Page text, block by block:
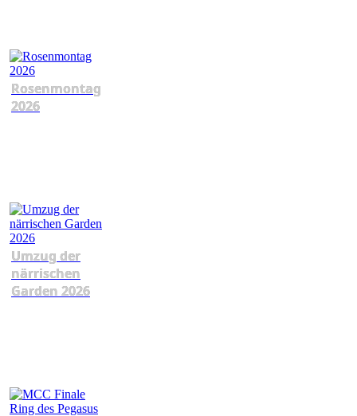
Rosenmontag
2026
Umzug der
närrischen
Garden 2026